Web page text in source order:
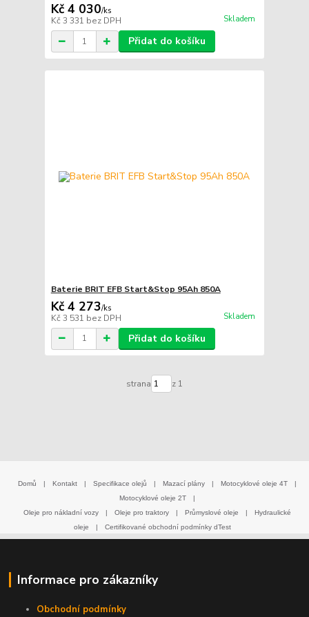
Kč 4 030/ks
Kč 3 331 bez DPH Skladem
Přidat do košíku
Baterie BRIT EFB Start&Stop 95Ah 850A
Kč 4 273/ks
Kč 3 531 bez DPH Skladem
Přidat do košíku
strana z 1
Domů | Kontakt | Specifikace olejů | Mazací plány | Motocyklové oleje 4T
|
Motocyklové oleje 2T
|
Oleje pro nákladní vozy
| Oleje pro traktory | Průmyslové oleje |
Hydraulické
oleje
| Certifikované obchodní podmínky dTest
Informace pro zákazníky
Obchodní podmínky